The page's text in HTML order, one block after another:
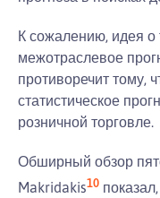
К сожалению, идея о
межотраслевое
противоречит тому,
статистическое
розничной торговле.
Обширный обзор
Makridakis10